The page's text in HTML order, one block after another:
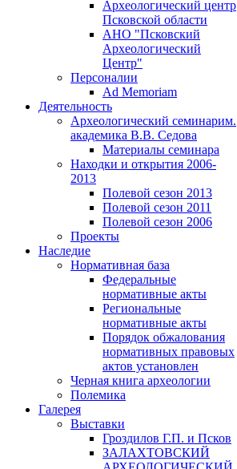
Археологический центр
Псковской области
АНО "Псковский
Археологический
Центр"
Персоналии
Ad Memoriam
Деятельность
Археологический семинарим.
академика В.В. Седова
Материалы семинара
Находки и открытия 2006-
2013
Полевой сезон 2013
Полевой сезон 2011
Полевой сезон 2006
Проекты
Наследие
Нормативная база
Федеральные
нормативные акты
Региональные
нормативные акты
Порядок обжалования
нормативных правовых
актов установлен
Черная книга археологии
Полемика
Галерея
Выставки
Гроздилов Г.П. и Псков
ЗАЛАХТОВСКИЙ